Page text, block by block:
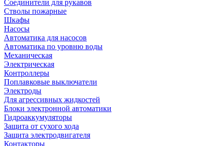
Соединители для рукавов
Стволы пожарные
Шкафы
Насосы
Автоматика для насосов
Автоматика по уровню воды
Механическая
Электрическая
Контроллеры
Поплавковые выключатели
Электроды
Для агрессивных жидкостей
Блоки электронной автоматики
Гидроаккумуляторы
Защита от сухого хода
Защита электродвигателя
Контакторы